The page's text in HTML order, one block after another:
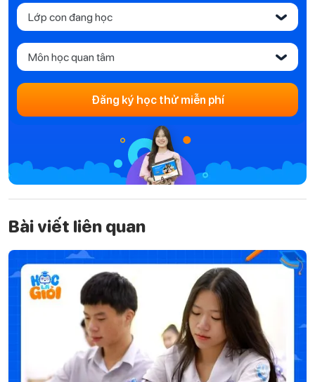
Lớp con đang học ‹
Môn học quan tâm ‹
Đăng ký học thử miễn phí
Bài viết liên quan